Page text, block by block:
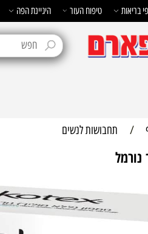
טיפוח העור היגיינת הפה
תחבושות לנשים